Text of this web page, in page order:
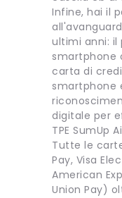
Infine, hai il
ultimi anni: il
smartphone
carta di
smartphone
digitale per
TPE SumUp
Tutte le
Pay, Visa
American
Union Pay)